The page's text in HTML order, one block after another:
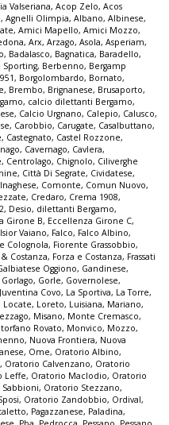
Valseriana, Acop Zelo, Acos
, Agnelli Olimpia, Albano, Albinese,
, Amici Mapello, Amici Mozzo,
, Arx, Arzago, Asola, Asperiam,
, Badalasco, Bagnatica, Baradello,
Sporting, Berbenno, Bergamp
, Borgolombardo, Bornato,
, Brembo, Brignanese, Brusaporto,
, calcio dilettanti Bergamo,
, Calcio Urgnano, Calepio, Calusco,
, Carobbio, Carugate, Casalbuttano,
, Castegnato, Castel Rozzone,
, Cavernago, Cavlera,
, Centrolago, Chignolo, Ciliverghe
, Città Di Segrate, Cividatese,
, Comonte, Comun Nuovo,
, Credaro, Crema 1908,
, Desio, dilettanti Bergamo,
Girone B, Eccellenza Girone C,
Vaiano, Falco, Falco Albino,
Colognola, Fiorente Grassobbio,
& Costanza, Forza e Costanza, Frassati
Oggiono, Gandinese,
Gorlago, Gorle, Governolese,
Juventina Covo, La Sportiva, La Torre,
Locate, Loreto, Luisiana, Mariano,
, Misano, Monte Cremasco,
Rovato, Monvico, Mozzo,
, Nuova Frontiera, Nuova
, Ome, Oratorio Albino,
, Oratorio Calvenzano, Oratorio
Leffe, Oratorio Maclodio, Oratorio
, Oratorio Stezzano,
, Oratorio Zandobbio, Ordival,
, Pagazzanese, Paladina,